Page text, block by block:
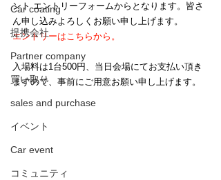
Car coating
提携会社
Partner company
買い取り
sales and purchase
イベント
Car event
コミュニティ
ント エントリーフォームからとなります。皆さ
ん申し込みよろしくお願い申し上げます。
エントリーはこちらから。
入場料は1台500円、当日会場にてお支払い頂き
ますので、事前にご用意お願い申し上げます。